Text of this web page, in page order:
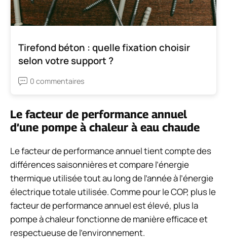
Tirefond béton : quelle fixation choisir
selon votre support ?
0 commentaires
Le facteur de performance annuel
d’une pompe à chaleur à eau chaude
Le facteur de performance annuel tient compte des
différences saisonnières et compare l’énergie
thermique utilisée tout au long de l’année à l’énergie
électrique totale utilisée. Comme pour le COP, plus le
facteur de performance annuel est élevé, plus la
pompe à chaleur fonctionne de manière efficace et
respectueuse de l’environnement.